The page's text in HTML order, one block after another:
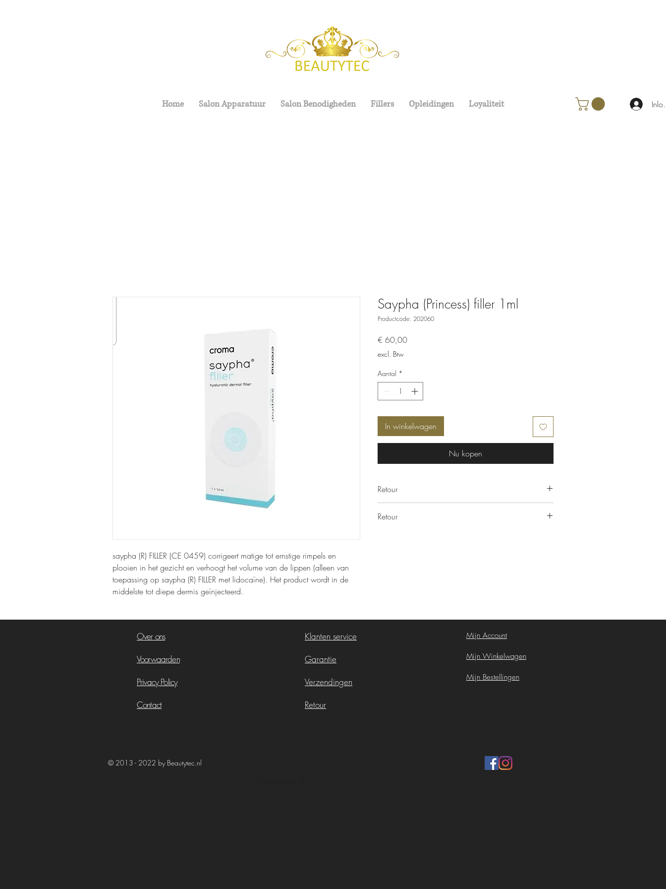
Home Salon Apparatuur Salon Benodigheden Fillers Opleidingen Loyaliteit
saypha (R) FILLER (CE 0459) corrigeert matige tot ernstige rimpels en
plooien in het gezicht en verhoogt het volume van de lippen (alleen van
toepassing op saypha (R) FILLER met lidocaïne). Het product wordt in de
middelste tot diepe dermis geïnjecteerd.
Saypha (Princess) filler 1ml
Productcode: 202060
€ 60,00Prijs
excl. Btw
Aantal *
In winkelwagen
Nu kopen
Retour
Retour
Over ons
Voorwaarden
Privacy Policy
Contact
Klanten service
Garantie
Verzendingen
Retour
© 2013 - 2022 by Beautytec.nl
Mijn Account
Mijn Winkelwagen
Mijn Bestellingen